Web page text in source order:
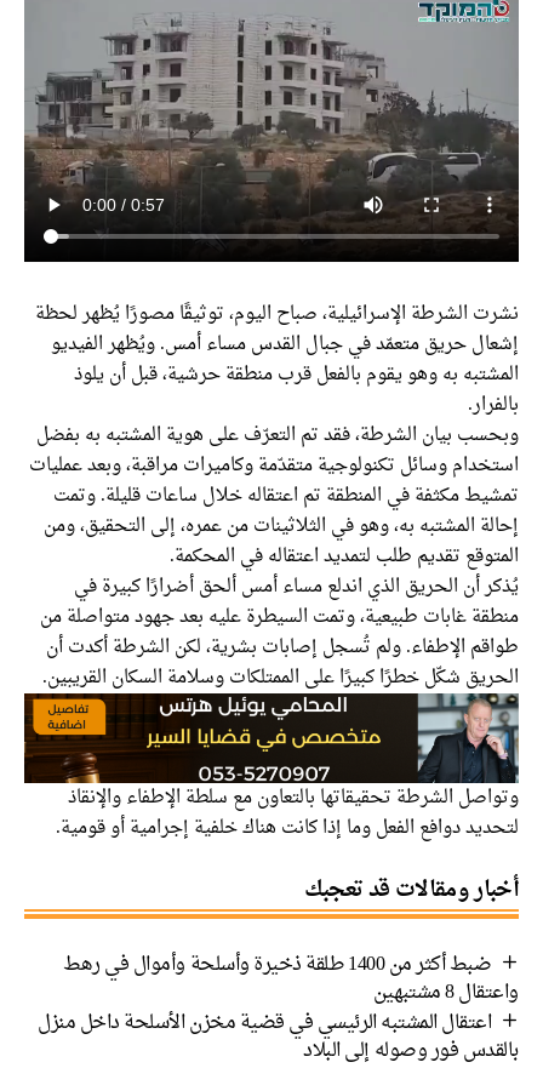
نشرت الشرطة الإسرائيلية، صباح اليوم، توثيقًا مصورًا يُظهر لحظة
إشعال حريق متعمّد في جبال القدس مساء أمس. ويُظهر الفيديو
المشتبه به وهو يقوم بالفعل قرب منطقة حرشية، قبل أن يلوذ
بالفرار.
وبحسب بيان الشرطة، فقد تم التعرّف على هوية المشتبه به بفضل
استخدام وسائل تكنولوجية متقدّمة وكاميرات مراقبة، وبعد عمليات
تمشيط مكثفة في المنطقة تم اعتقاله خلال ساعات قليلة. وتمت
إحالة المشتبه به، وهو في الثلاثينات من عمره، إلى التحقيق، ومن
المتوقع تقديم طلب لتمديد اعتقاله في المحكمة.
يُذكر أن الحريق الذي اندلع مساء أمس ألحق أضرارًا كبيرة في
منطقة غابات طبيعية، وتمت السيطرة عليه بعد جهود متواصلة من
طواقم الإطفاء. ولم تُسجل إصابات بشرية، لكن الشرطة أكدت أن
الحريق شكّل خطرًا كبيرًا على الممتلكات وسلامة السكان القريبين.
وتواصل الشرطة تحقيقاتها بالتعاون مع سلطة الإطفاء والإنقاذ
لتحديد دوافع الفعل وما إذا كانت هناك خلفية إجرامية أو قومية.
أخبار ومقالات قد تعجبك
ضبط أكثر من 1400 طلقة ذخيرة وأسلحة وأموال في رهط
واعتقال 8 مشتبهين
اعتقال المشتبه الرئيسي في قضية مخزن الأسلحة داخل منزل
بالقدس فور وصوله إلى البلاد